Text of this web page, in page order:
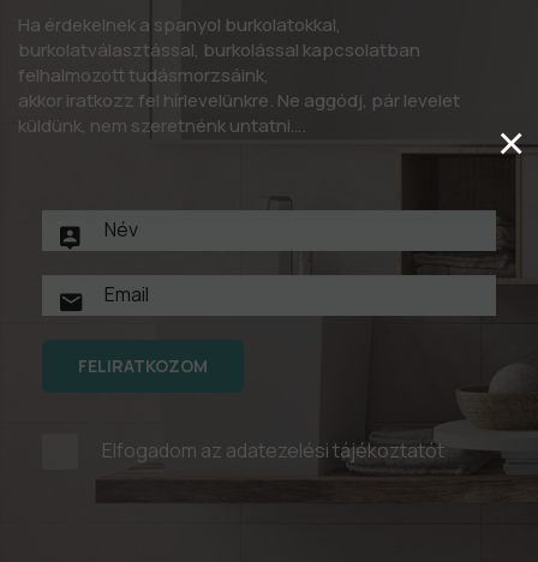
Ha érdekelnek a spanyol burkolatokkal,
burkolatválasztással, burkolással kapcsolatban
felhalmozott tudásmorzsáink,
akkor iratkozz fel hírlevelünkre. Ne aggódj, pár levelet
küldünk, nem szeretnénk untatni….
FELIRATKOZOM
Elfogadom az adatezelési tájékoztatót
×